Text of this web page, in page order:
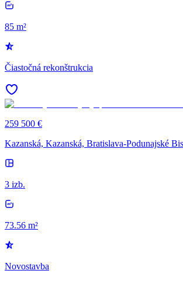
85 m²
Čiastočná rekonštrukcia
259 500 €
Kazanská, Kazanská, Bratislava-Podunajské
3 izb.
73.56 m²
Novostavba